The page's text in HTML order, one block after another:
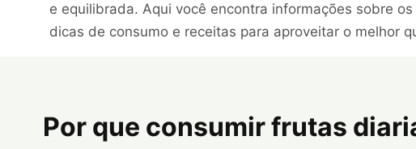
e equilibrada. Aqui você encontra informações sobre
dicas de consumo e receitas para aproveitar o melhor
Por que consumir frutas